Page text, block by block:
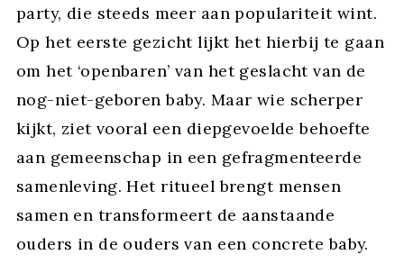
party, die steeds meer aan populariteit wint.
Op het eerste gezicht lijkt het hierbij te gaan
om het ‘openbaren’ van het geslacht van de
nog-niet-geboren baby. Maar wie scherper
kijkt, ziet vooral een diepgevoelde behoefte
aan gemeenschap in een gefragmenteerde
samenleving. Het ritueel brengt mensen
samen en transformeert de aanstaande
ouders in de ouders van een concrete baby.